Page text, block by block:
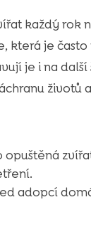
každý rok
je
je i na
opuštěná
adopcí